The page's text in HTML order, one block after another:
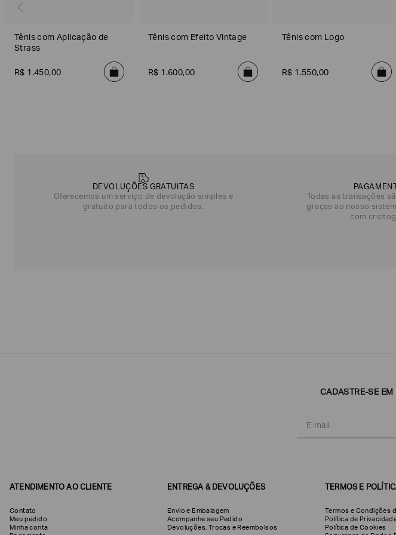
Tênis com Aplicação de
Strass
R$ 1 .450,00
Tênis com Efeito Vintage
R$ 1 .600,00
Tênis com Logo
R$ 1 .550,00
DEVOLUÇÕES GRATUITAS
Oferecemos um serviço de devolução simples e
gratuito para todos os pedidos.
Todas as transações
graças ao nosso
com
CADASTRE-SE
ATENDIMENTO AO CLIENTE
Contato
Meu pedido
Minha conta
ENTREGA & DEVOLUÇÕES
Envio e Embalagem
Acompanhe seu Pedido
Devoluções, Trocas e Reembolsos
TERMOS E
Termos e Condições
Política de
Política de Cookies
contar
mais
sobre
você?
EA7
Masculinos